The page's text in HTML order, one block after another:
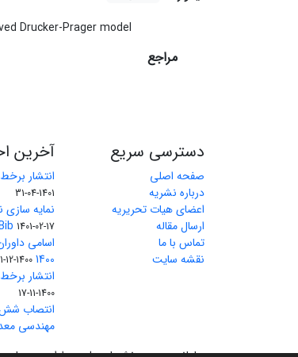
Drucker-Prager model
مراجع
دسترسی سریع
صفحه اصلی
درباره نشریه
اعضای هیات تحریریه
ارسال مقاله
تماس با ما
نقشه سایت
آخرین
انتشار برخط شماره 56
1401-04-31
نمایه
1401-02-17
اسامی
1400
1400-12-11
انتشار برخط شماره 54
1400-11-17
انتصاب
مهندسی